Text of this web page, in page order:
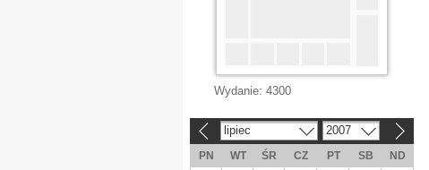
Wydanie: 4300
lipiec 2007
PN WT ŚR CZ PT SB
ND